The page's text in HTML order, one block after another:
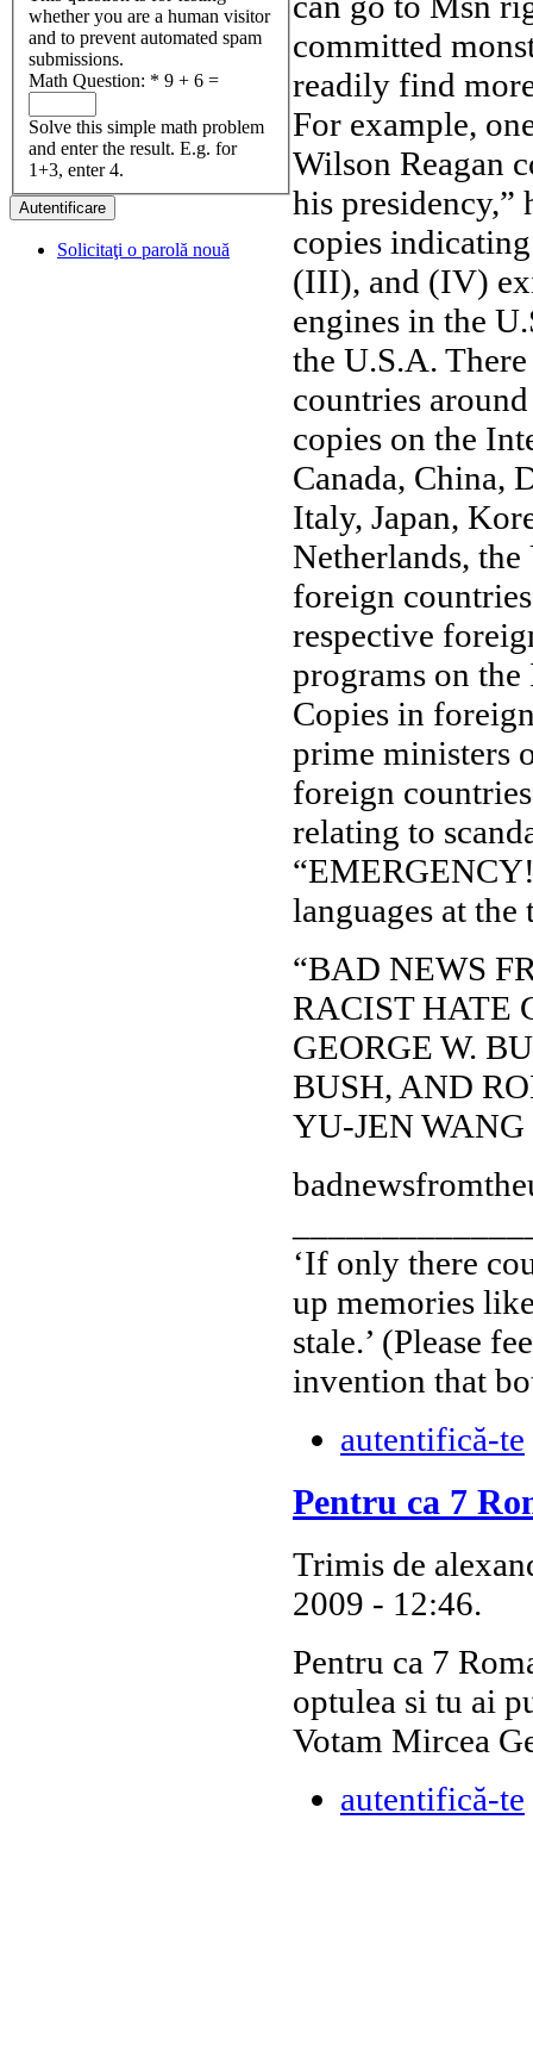
whether you are a human visitor
and to prevent automated spam
submissions.
Math Question: * 9 + 6 =
Solve this simple math problem
and enter the result. E.g. for
1+3, enter 4.
Solicitaţi o parolă nouă
committed
readily find
For example,
Wilson Reagan
his presidency,”
copies
(III), and (IV)
engines in the
the U.S.A.
countries
copies on the
Canada, China,
Italy, Japan,
Netherlands,
foreign
respective
programs on the
Copies in
prime ministers
foreign
relating to
languages at
“BAD NEWS
RACIST HATE
GEORGE W.
BUSH, AND
YU-JEN WANG
‘If only there
up memories
stale.’ (Please
invention that
autentifică-te
Pentru ca 7
Trimis de
2009 - 12:46.
Pentru ca 7
optulea si tu ai
Votam Mircea
autentifică-te